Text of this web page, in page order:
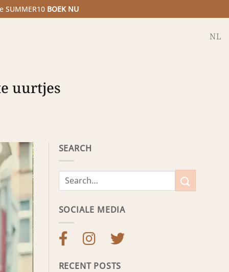
SUMMER10 BOEK NU
NL
uurtjes
SEARCH
SOCIALE MEDIA
RECENT POSTS